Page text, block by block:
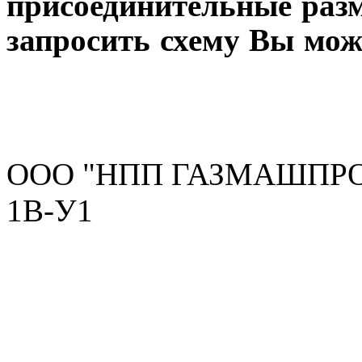
запросить схему Вы
ООО "НПП
1В-У1